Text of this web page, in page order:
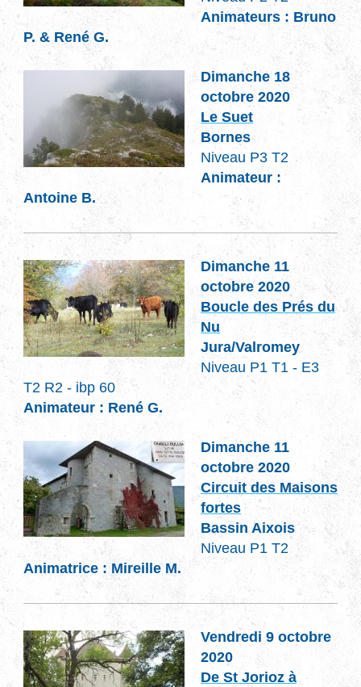
Animateurs : Bruno
P. & René G.
Dimanche 18
octobre 2020
Le Suet
Bornes
Niveau P3 T2
Animateur :
Antoine B.
Dimanche 11
octobre 2020
Boucle des Prés du
Nu
Jura/Valromey
Niveau P1 T1 - E3
T2 R2 - ibp 60
Animateur : René G.
Dimanche 11
octobre 2020
Circuit des Maisons
fortes
Bassin Aixois
Niveau P1 T2
Animatrice : Mireille M.
Vendredi 9 octobre
2020
De St Jorioz à